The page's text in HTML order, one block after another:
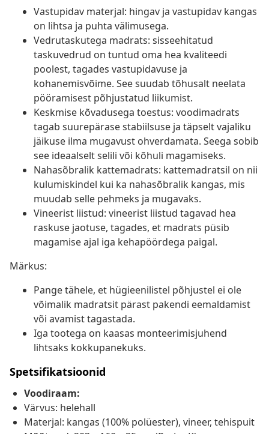
Vastupidav materjal: hingav ja vastupidav kangas
on lihtsa ja puhta välimusega.
Vedrutaskutega madrats: sisseehitatud
taskuvedrud on tuntud oma hea kvaliteedi
poolest, tagades vastupidavuse ja
kohanemisvõime. See suudab tõhusalt neelata
pööramisest põhjustatud liikumist.
Keskmise kõvadusega toestus: voodimadrats
tagab suurepärase stabiilsuse ja täpselt vajaliku
jäikuse ilma mugavust ohverdamata. Seega sobib
see ideaalselt selili või kõhuli magamiseks.
Nahasõbralik kattemadrats: kattemadratsil on nii
kulumiskindel kui ka nahasõbralik kangas, mis
muudab selle pehmeks ja mugavaks.
Vineerist liistud: vineerist liistud tagavad hea
raskuse jaotuse, tagades, et madrats püsib
magamise ajal iga kehapöördega paigal.
Märkus:
Pange tähele, et hügieenilistel põhjustel ei ole
võimalik madratsit pärast pakendi eemaldamist
või avamist tagastada.
Iga tootega on kaasas monteerimisjuhend
lihtsaks kokkupanekuks.
Spetsifikatsioonid
Voodiraam:
Värvus: helehall
Materjal: kangas (100% polüester), vineer, tehispuit